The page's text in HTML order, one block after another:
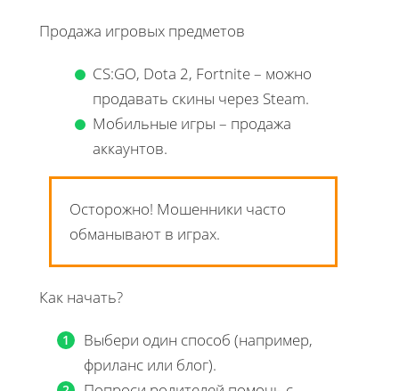
Продажа игровых предметов
CS:GO, Dota 2, Fortnite – можно
продавать скины через Steam.
Мобильные игры – продажа
аккаунтов.
Осторожно! Мошенники часто
обманывают в играх.
Как начать?
Выбери один способ (например,
фриланс или блог).